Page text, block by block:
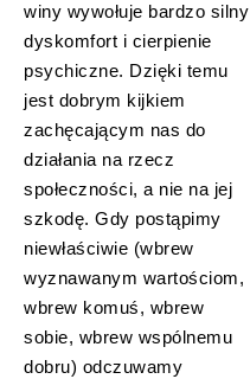
winy wywołuje bardzo silny
dyskomfort i cierpienie
psychiczne. Dzięki temu
jest dobrym kijkiem
zachęcającym nas do
działania na rzecz
społeczności, a nie na jej
szkodę. Gdy postąpimy
niewłaściwie (wbrew
wyznawanym wartościom,
wbrew komuś, wbrew
sobie, wbrew wspólnemu
dobru) odczuwamy